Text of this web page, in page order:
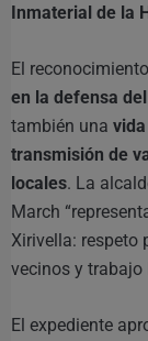
Inmaterial de la
El
en la defensa
también una
transmisión de
locales. La
March
Xirivella: respeto
vecinos y trabajo
El expediente